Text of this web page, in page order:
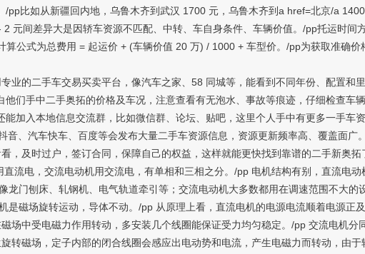
比如从新疆回内地，乌鲁木齐到武汉 1700 元，乌鲁木齐到a href=北京/a
元间差异大是因轿车资源不匹配、中转、车自身条件、车辆价值。/pp托运时间
公式为总费用 = 起运价 + (车辆价值 20 万) / 1000 + 车型价。/pp为获取准确
的二手车交易买卖平台，像汽车之家、58 同城等，能看到不同年份、配置和
们手中二手奥拓的价格及车况，注意查看有无泡水、事故等痕迹，仔细检查车
加入本地信息交流群，比如微信群、论坛、贴吧，这里个人手中有更多一手车
、汽车快车、百度等会发布大量二手车资源信息，资源更新频率高、覆盖面广
，及时过户，签订合同，保障自己的权益，这样就能更快找到靠谱的二手新奥拓
电，交流电动机用交流电，有单相和三相之分。/pp 电机结构有别，直流电动
门刨床、轧钢机、电气轨道牵引等；交流电动机大多数都用在调速范围不大的
磁场旋转运动，导体不动。/pp 从原理上看，直流电机的电源电流顺着电源正
场中受电磁力作用转动，多安装几个线圈能保证受力均匀稳定。/pp 交流电机分
转磁场，定子内部的闭合线圈会感应出电动势和电流，产生电磁力而转动，由